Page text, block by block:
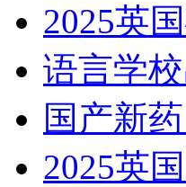
2025英
语言学
国产新
2025英